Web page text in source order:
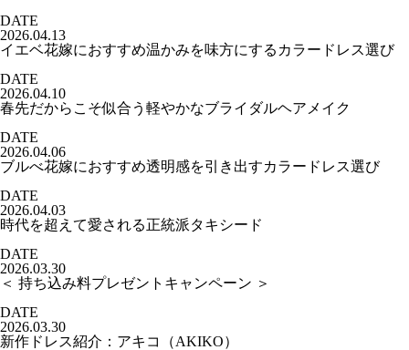
DATE
2026.04.13
イエベ花嫁におすすめ温かみを味方にするカラードレス選び
DATE
2026.04.10
春先だからこそ似合う軽やかなブライダルヘアメイク
DATE
2026.04.06
ブルべ花嫁におすすめ透明感を引き出すカラードレス選び
DATE
2026.04.03
時代を超えて愛される正統派タキシード
DATE
2026.03.30
＜ 持ち込み料プレゼントキャンペーン ＞
DATE
2026.03.30
新作ドレス紹介：アキコ（AKIKO）